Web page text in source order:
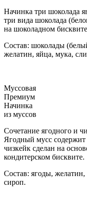
Начинка три шоколада
три вида шоколада
на шоколадном
Состав: шоколады
желатин, яйца, мука,
Муссовая
Премиум
Начинка
из муссов
Сочетание ягодного и
Ягодный мусс
чизкейк сделан на
кондитерском бисквите.
Состав: ягоды, желатин,
сироп.